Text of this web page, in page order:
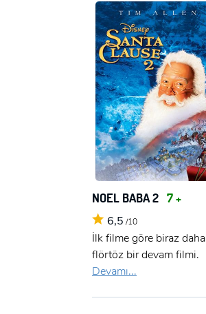
NOEL BABA 2 7 +
6,5 /10
İlk filme göre biraz daha
flörtöz bir devam filmi.
Devamı...